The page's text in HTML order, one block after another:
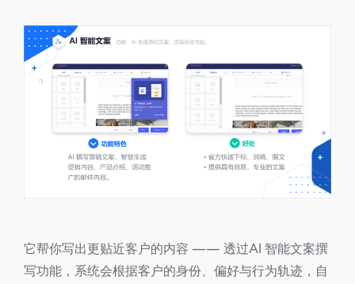
它帮你写出更贴近客户的内容 —— 透过AI 智能文案撰
写功能，系统会根据客户的身份、偏好与行为轨迹，自